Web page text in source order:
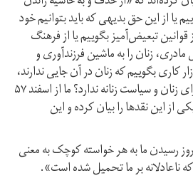
از این حق بدیهی که باید بتوانیم خود
تبعیض‌آمیز بگوییم یا از فرهنگ
زنان را به ماشین فرزندآوری و
کاری بگوییم که زنان در آن جایی ندارند،
یا از نظام سیاسی که جایی برای زنان و سیاست زنانه ندارد؟ ما از اسفند ۵۷
یکی از این نقدها را بیان کرده و این
رسیدن ما به هر خواسته کوچک به معنی
ناعادلانه بر ما تحمیل شده است».